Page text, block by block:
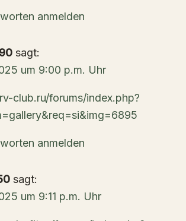
anmelden
sagt:
um 9:00 p.m. Uhr
club.ru/forums/index.php?
anmelden
sagt:
um 9:11 p.m. Uhr